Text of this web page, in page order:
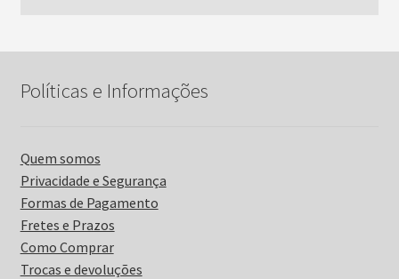
Políticas e Informações
Quem somos
Privacidade e Segurança
Formas de Pagamento
Fretes e Prazos
Como Comprar
Trocas e devoluções